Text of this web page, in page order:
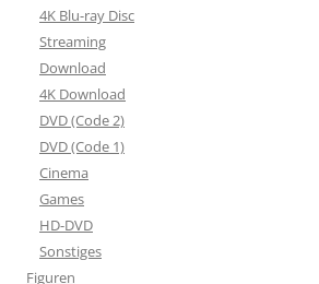
4K Blu-ray Disc
Streaming
Download
4K Download
DVD (Code 2)
DVD (Code 1)
Cinema
Games
HD-DVD
Sonstiges
Figuren